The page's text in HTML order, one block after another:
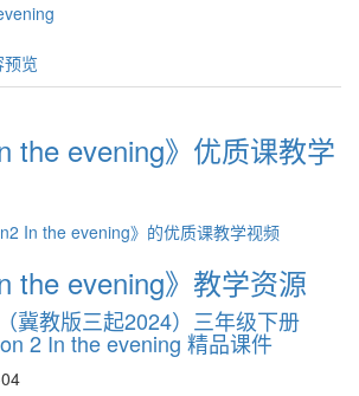
预览
the evening》优质课教学
In the evening》的优质课教学视频
the evening》教学资源
冀教版三起2024）三年级下册
2 In the evening 精品课件